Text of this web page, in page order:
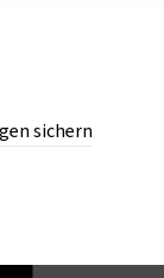
sichern